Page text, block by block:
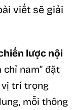
viết sẽ giải
lược nội
chỉ nam” đặt
vị trí trọng
mỗi thông